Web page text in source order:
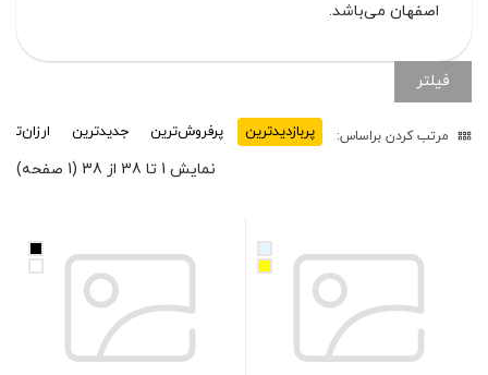
اصفهان می‌باشد.
فیلتر
مرتب کردن براساس: پربازدید‌ترین پرفروش‌ترین جدیدترین
نمایش 1 تا 38 از 38 (1 صفحه)